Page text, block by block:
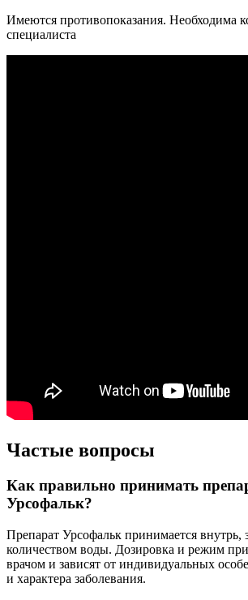
Имеются противопоказания. Необходима
специалиста
Частые вопросы
Как правильно принимать
Урсофальк?
Препарат Урсофальк принимается внутрь,
количеством воды. Дозировка и режим
врачом и зависят от индивидуальных
и характера заболевания.